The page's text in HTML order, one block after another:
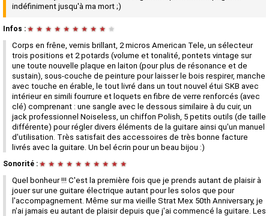
indéfiniment jusqu'à ma mort ;)
Infos : ★ ★ ★ ★ ★ ★ ★ ★ ★ ★
Corps en frêne, vernis brillant, 2 micros American Tele, un sélecteur
trois positions et 2 potards (volume et tonalité, pontets vintage sur
une toute nouvelle plaque en laiton (pour plus de résonance et de
sustain), sous-couche de peinture pour laisser le bois respirer, manche
avec touche en érable, le tout livré dans un tout nouvel étui SKB avec
intérieur en simili fourrure et loquets en fibre de verre renforcés (avec
clé) comprenant : une sangle avec le dessous similaire à du cuir, un
jack professionnel Noiseless, un chiffon Polish, 5 petits outils (de taille
différente) pour régler divers éléments de la guitare ainsi qu'un manuel
d'utilisation. Très satisfait des accessoires de très bonne facture
livrés avec la guitare. Un bel écrin pour un beau bijou :)
Sonorité : ★ ★ ★ ★ ★ ★ ★ ★ ★ ★
Quel bonheur !!! C'est la première fois que je prends autant de plaisir à
jouer sur une guitare électrique autant pour les solos que pour
l'accompagnement. Même sur ma vieille Strat Mex 50th Anniversary, je
n'ai jamais eu autant de plaisir depuis que j'ai commencé la guitare. Les